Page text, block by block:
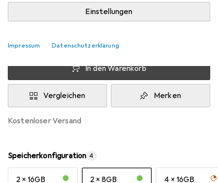
Einstellungen
Impressum Datenschutzerklärung
Zwischen Di, 11.8. und Do, 13.8. geliefert
Lieferort angeben für genaue Lieferzeit
In den Warenkorb
Vergleichen Merken
kostenloser Versand
Speicherkonfiguration 4
2 x 16GB 2 x 8GB 4 x 16GB